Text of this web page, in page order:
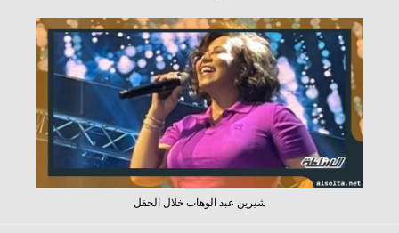
شيرين عبد الوهاب خلال الحفل